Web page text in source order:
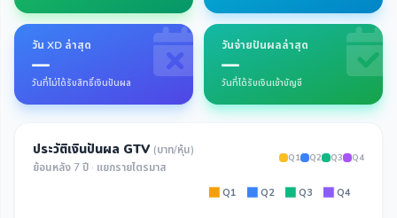
วัน XD ล่าสุด
—
วันที่ไม่ได้รับสิทธิ์เงินปันผล
วันจ่ายปันผลล่าสุด
—
วันที่ได้รับเงินเข้าบัญชี
ประวัติเงินปันผล GTV (บาท/หุ้น)
ย้อนหลัง 7 ปี · แยกรายไตรมาส
Q1 Q2 Q3 Q4
Q1 Q2 Q3 Q4